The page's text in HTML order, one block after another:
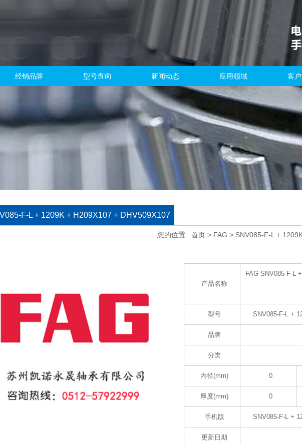
经销品牌 型号查询 新闻动态 应用领域 客
F-L + 1209K + H209X107 + DHV509X107
您的位置 : 首页 > FAG > SNV085-F-L +
产品名称
FAG SNV085-F-L
型号 SNV085-F-L +
品牌
分类
内径(mm) 0
厚度(mm) 0
手机版 SNV085-F-L +
更新日期